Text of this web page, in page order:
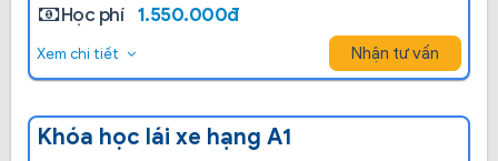
Học phí
1.550.000đ
Xem chi tiết Nhận tư vấn
Khóa học lái xe hạng A1